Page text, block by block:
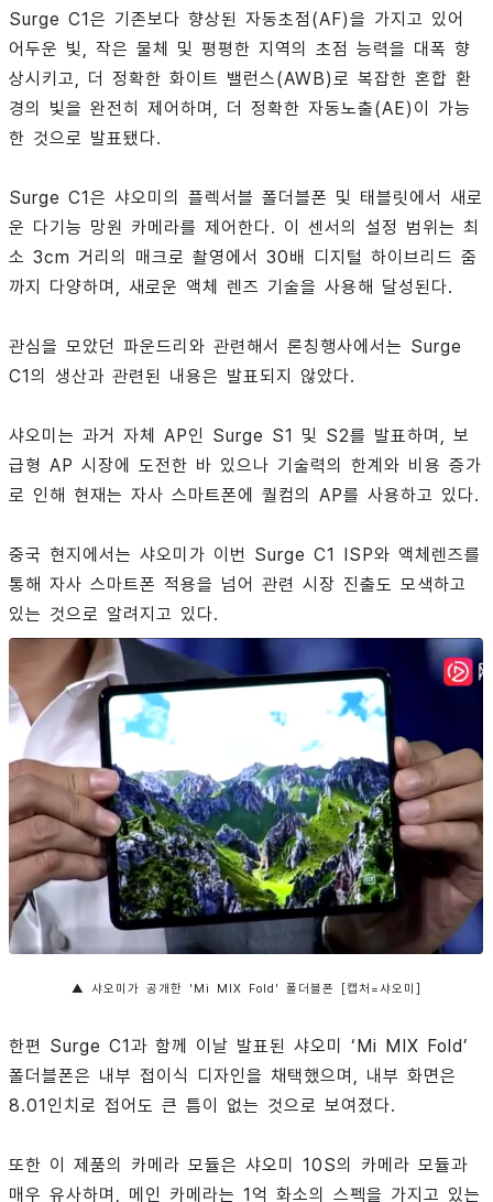
Surge C1은 기존보다 향상된 자동초점(AF)을 가지고 있어
어두운 빛, 작은 물체 및 평평한 지역의 초점 능력을 대폭 향
상시키고, 더 정확한 화이트 밸런스(AWB)로 복잡한 혼합 환
경의 빛을 완전히 제어하며, 더 정확한 자동노출(AE)이 가능
한 것으로 발표됐다.
Surge C1은 샤오미의 플렉서블 폴더블폰 및 태블릿에서 새로
운 다기능 망원 카메라를 제어한다. 이 센서의 설정 범위는 최
소 3cm 거리의 매크로 촬영에서 30배 디지털 하이브리드 줌
까지 다양하며, 새로운 액체 렌즈 기술을 사용해 달성된다.
관심을 모았던 파운드리와 관련해서 론칭행사에서는 Surge
C1의 생산과 관련된 내용은 발표되지 않았다.
샤오미는 과거 자체 AP인 Surge S1 및 S2를 발표하며, 보
급형 AP 시장에 도전한 바 있으나 기술력의 한계와 비용 증가
로 인해 현재는 자사 스마트폰에 퀄컴의 AP를 사용하고 있다.
중국 현지에서는 샤오미가 이번 Surge C1 ISP와 액체렌즈를
통해 자사 스마트폰 적용을 넘어 관련 시장 진출도 모색하고
있는 것으로 알려지고 있다.
▲ 샤오미가 공개한 'Mi MIX Fold' 폴더블폰 [캡처=샤오미]
한편 Surge C1과 함께 이날 발표된 샤오미 ‘Mi MIX Fold’
폴더블폰은 내부 접이식 디자인을 채택했으며, 내부 화면은
8.01인치로 접어도 큰 틈이 없는 것으로 보여졌다.
또한 이 제품의 카메라 모듈은 샤오미 10S의 카메라 모듈과
매우 유사하며, 메인 카메라는 1억 화소의 스펙을 가지고 있는